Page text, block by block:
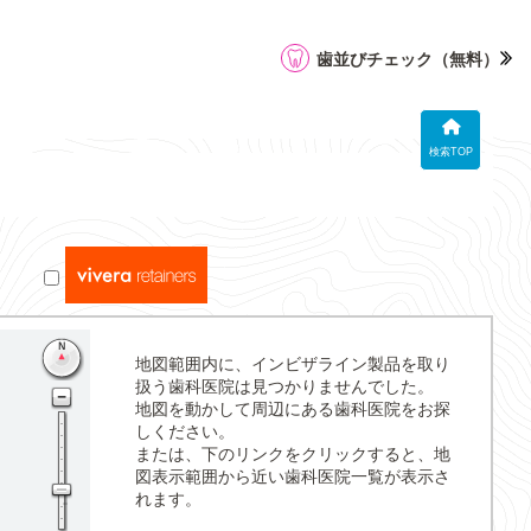
検索TOP
歯並びチェック （無料）
地図範囲内に、インビザライン製品を取り
扱う歯科医院は見つかりませんでした。
地図を動かして周辺にある歯科医院をお探
しください。
または、下のリンクをクリックすると、地
図表示範囲から近い歯科医院一覧が表示さ
れます。